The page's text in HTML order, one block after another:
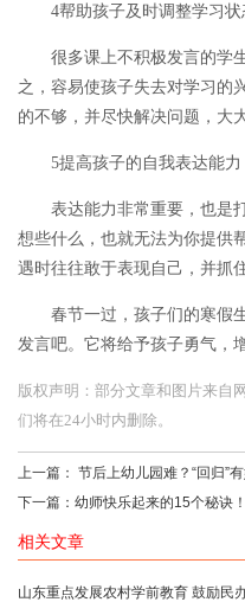
4帮助孩子及时调整学习状
很多课上不积极发言的学
之，容易使孩子失去对学习的
的不够，并尽快解决问题，大
5提高孩子的自我表达能力
表达能力非常重要，也是
想些什么，也就无法为你提供
遇时往往敢于表现自己，并抓
春节一过，孩子们的寒假
发言吧。它将给予孩子勇气，
版权声明：部分文章和图片来自
们将在24小时内删除。
上一篇： 节后上幼儿园难？“回归”有
下一篇： 幼师快乐起来的15个秘诀
相关文章
山东重点发展农村学前教育 鼓励民